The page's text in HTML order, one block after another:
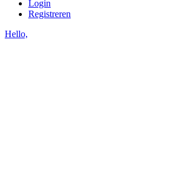
Login
Registreren
Hello,